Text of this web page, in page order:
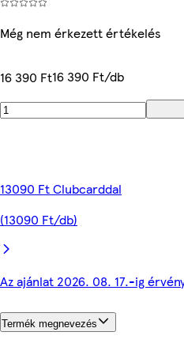
Még nem érkezett értékelés
16 390 Ft16 390 Ft/db
13090 Ft Clubcarddal
(13090 Ft/db)
Az ajánlat 2026. 08. 17.-ig
Termék megnevezés